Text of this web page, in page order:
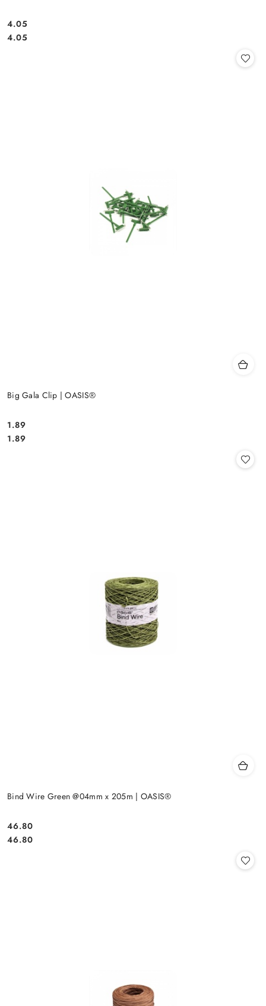
Cena:
4.05
Cena:
4.05
Big Gala Clip | OASIS®
Cena:
1.89
Cena:
1.89
Bind Wire Green @04mm x 205m | OASIS®
Cena:
46.80
Cena:
46.80